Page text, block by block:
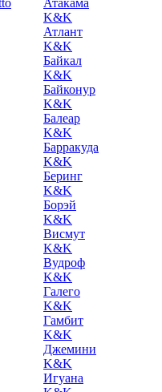
Атакама
K&K
Атлант
K&K
Байкал
K&K
Байконур
K&K
Балеар
K&K
Барракуда
K&K
Беринг
K&K
Борэй
K&K
Висмут
K&K
Вудроф
K&K
Галего
K&K
Гамбит
K&K
Джемини
K&K
Игуана